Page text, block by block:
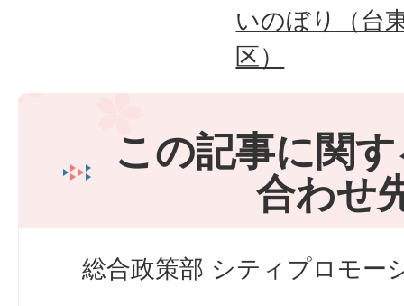
いのぼり（台
区）
この記事に関
合わせ
総合政策部 シティプロモー